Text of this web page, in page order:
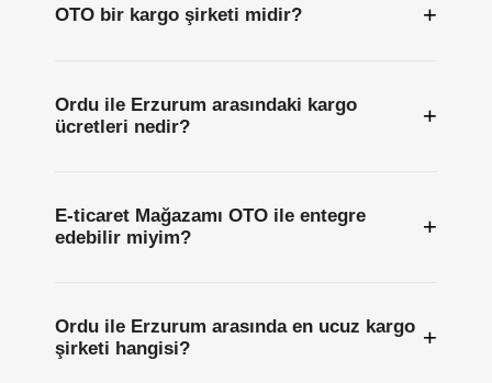
OTO bir kargo şirketi midir? +
Ordu ile Erzurum arasındaki kargo
ücretleri nedir?
+
E-ticaret Mağazamı OTO ile entegre
edebilir miyim?
+
Ordu ile Erzurum arasında en ucuz kargo
şirketi hangisi?
+